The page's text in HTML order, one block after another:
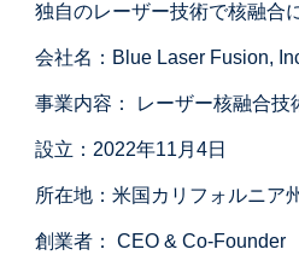
独自のレーザー技術で核融合
会社名：Blue Laser Fusion,
事業内容： レーザー核融合技
設立：2022年11月4日
所在地：米国カリフォルニア
創業者： CEO & Co-Founder